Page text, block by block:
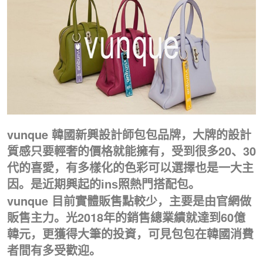
vunque 韓國新興設計師包包品牌，大牌的設計
質感只要輕奢的價格就能擁有，受到很多20、30
代的喜愛，有多樣化的色彩可以選擇也是一大主
因。 是近期興起的ins照熱門搭配包。
vunque 目前實體販售點較少，主要是由官網做
販售主力。光2018年的銷售總業績就達到60億
韓元，更獲得大筆的投資，可見包包在韓國消費
者間有多受歡迎。